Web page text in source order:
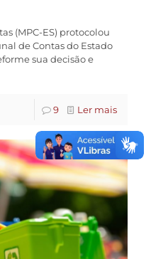
(MPC-ES) protocolou
de Contas do Estado
sua decisão e
9 Ler mais